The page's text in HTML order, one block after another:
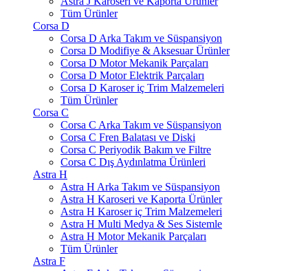
Tüm Ürünler
Corsa D
Corsa D Arka Takım ve Süspansiyon
Corsa D Modifiye & Aksesuar Ürünler
Corsa D Motor Mekanik Parçaları
Corsa D Motor Elektrik Parçaları
Corsa D Karoser iç Trim Malzemeleri
Tüm Ürünler
Corsa C
Corsa C Arka Takım ve Süspansiyon
Corsa C Fren Balatası ve Diski
Corsa C Periyodik Bakım ve Filtre
Corsa C Dış Aydınlatma Ürünleri
Astra H
Astra H Arka Takım ve Süspansiyon
Astra H Karoseri ve Kaporta Ürünler
Astra H Karoser iç Trim Malzemeleri
Astra H Multi Medya & Ses Sistemle
Astra H Motor Mekanik Parçaları
Tüm Ürünler
Astra F